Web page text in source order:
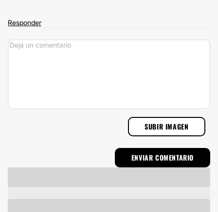
Responder
SUBIR IMAGEN